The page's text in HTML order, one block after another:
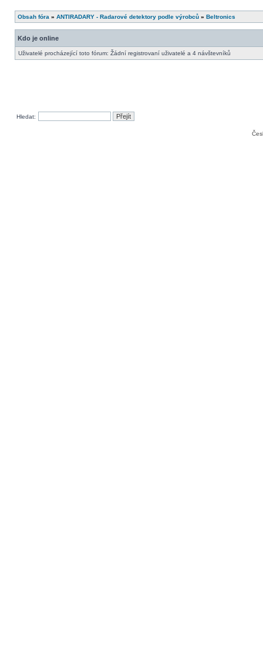
Obsah fóra » ANTIRADARY - Radarové detektory podle výrobců » Beltronics
Kdo je online
Uživatelé procházející toto fórum: Žádní registrovaní uživatelé a 4 návštevníků
Hledat: